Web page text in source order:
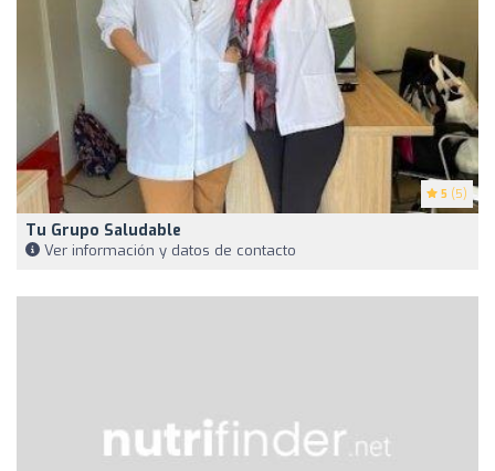
5 (5)
Tu Grupo Saludable
Ver información y datos de contacto